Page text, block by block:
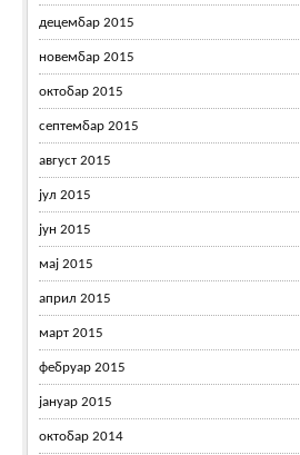
децембар 2015
новембар 2015
октобар 2015
септембар 2015
август 2015
јул 2015
јун 2015
мај 2015
април 2015
март 2015
фебруар 2015
јануар 2015
октобар 2014